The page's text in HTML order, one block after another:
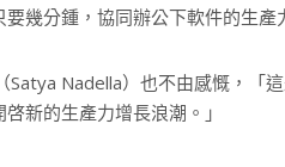
幾分鍾，協同辦公下軟件的生產
Satya Nadella）也不由感慨，「
新的生產力增長浪潮。」